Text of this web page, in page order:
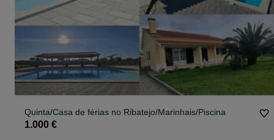
Quinta/Casa de férias no Ribatejo/Marinhais/Piscina
1.000 €